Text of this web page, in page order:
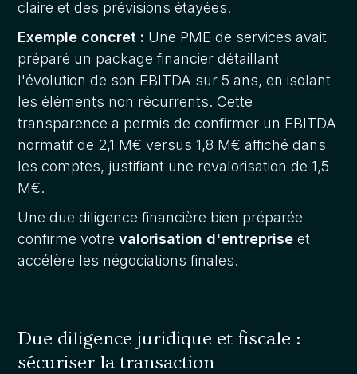
claire et des prévisions étayées.
Exemple concret : Une PME de services avait
préparé un package financier détaillant
l'évolution de son EBITDA sur 5 ans, en isolant
les éléments non récurrents. Cette
transparence a permis de confirmer un EBITDA
normatif de 2,1 M€ versus 1,8 M€ affiché dans
les comptes, justifiant une revalorisation de 1,5
M€.
Une due diligence financière bien préparée
confirme votrevalorisation d'entreprise et
accélère les négociations finales.
Due diligence juridique et fiscale :
sécuriser la transaction